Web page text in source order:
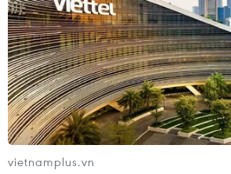
2016 do tạp chí Goal Thái Lan tổ chức.
vietnamplus.vn